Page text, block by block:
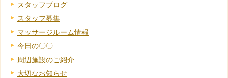
スタッフブログ
スタッフ募集
マッサージルーム情報
今日の〇〇
周辺施設のご紹介
大切なお知らせ